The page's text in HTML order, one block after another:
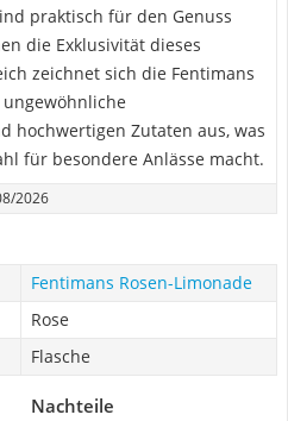
praktisch für den Genuss
die Exklusivität dieses
zeichnet sich die Fentimans
hochwertigen Zutaten aus, was
für besondere Anlässe macht.
2026
Fentimans Rosen-Limonade
Rose
Flasche
Nachteile